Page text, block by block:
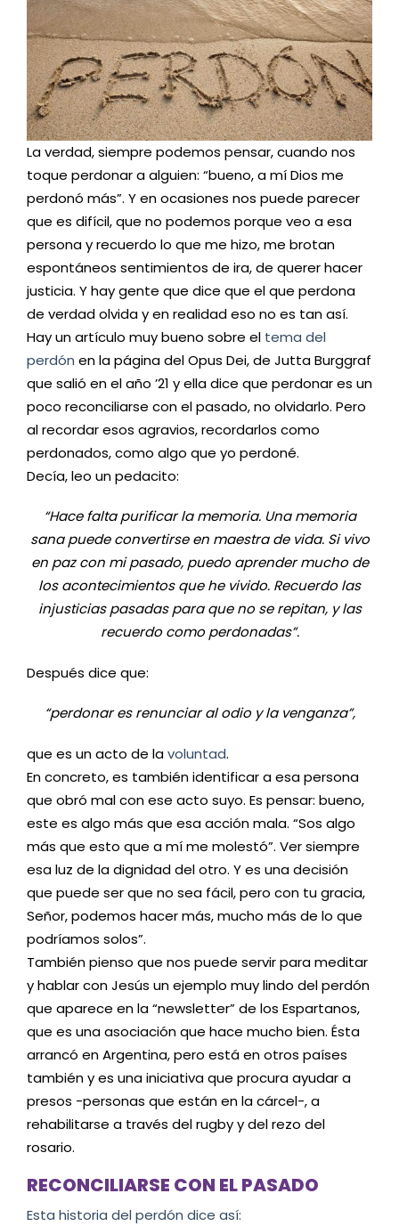
La verdad, siempre podemos pensar, cuando nos
toque perdonar a alguien: “bueno, a mí Dios me
perdonó más”. Y en ocasiones nos puede parecer
que es difícil, que no podemos porque veo a esa
persona y recuerdo lo que me hizo, me brotan
espontáneos sentimientos de ira, de querer hacer
justicia. Y hay gente que dice que el que perdona
de verdad olvida y en realidad eso no es tan así.
Hay un artículo muy bueno sobre el tema del
perdón en la página del Opus Dei, de Jutta Burggraf
que salió en el año ’21 y ella dice que perdonar es un
poco reconciliarse con el pasado, no olvidarlo. Pero
al recordar esos agravios, recordarlos como
perdonados, como algo que yo perdoné.
Decía, leo un pedacito:
“Hace falta purificar la memoria. Una memoria
sana puede convertirse en maestra de vida. Si vivo
en paz con mi pasado, puedo aprender mucho de
los acontecimientos que he vivido. Recuerdo las
injusticias pasadas para que no se repitan, y las
recuerdo como perdonadas”.
Después dice que:
“perdonar es renunciar al odio y la venganza”,
que es un acto de lavoluntad.
En concreto, es también identificar a esa persona
que obró mal con ese acto suyo. Es pensar: bueno,
este es algo más que esa acción mala. “Sos algo
más que esto que a mí me molestó”. Ver siempre
esa luz de la dignidad del otro. Y es una decisión
que puede ser que no sea fácil, pero con tu gracia,
Señor, podemos hacer más, mucho más de lo que
podríamos solos”.
También pienso que nos puede servir para meditar
y hablar con Jesús un ejemplo muy lindo del perdón
que aparece en la “newsletter” de los Espartanos,
que es una asociación que hace mucho bien. Ésta
arrancó en Argentina, pero está en otros países
también y es una iniciativa que procura ayudar a
presos -personas que están en la cárcel-, a
rehabilitarse a través del rugby y del rezo del
rosario.
RECONCILIARSE CON EL PASADO
Esta historia del perdón dice así: